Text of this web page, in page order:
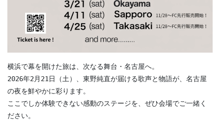
横浜で幕を開けた旅は、次なる舞台・名古屋へ。
2026年2月21日（土）、東野純直が届ける歌声と物語が、名古屋
の夜を鮮やかに彩ります。
ここでしか体験できない感動のステージを、ぜひ会場でご一緒く
ださい。